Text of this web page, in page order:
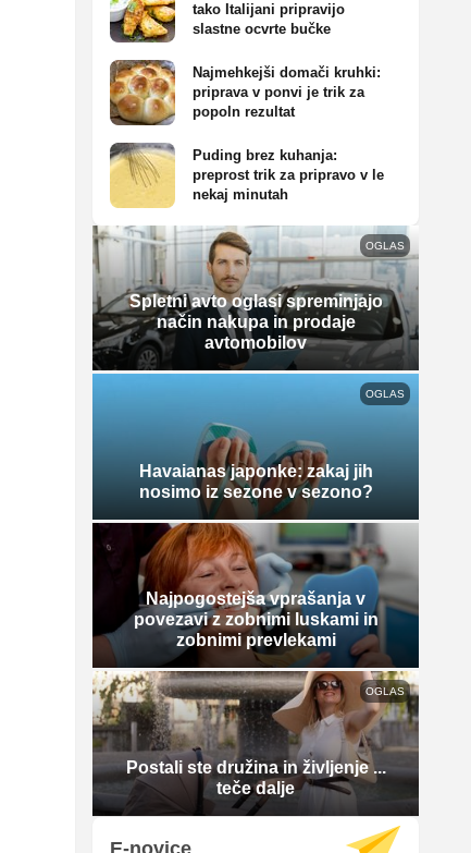
tako Italijani pripravijo
slastne ocvrte bučke
Najmehkejši domači kruhki:
priprava v ponvi je trik za
popoln rezultat
Puding brez kuhanja:
preprost trik za pripravo v le
nekaj minutah
OGLAS
Spletni avto oglasi spreminjajo
način nakupa in prodaje
avtomobilov
OGLAS
Havaianas japonke: zakaj jih
nosimo iz sezone v sezono?
Najpogostejša vprašanja v
povezavi z zobnimi luskami in
zobnimi prevlekami
OGLAS
Postali ste družina in življenje ...
teče dalje